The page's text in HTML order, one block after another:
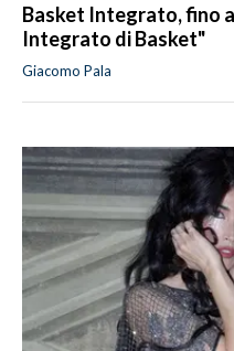
Basket Integrato, fino
Integrato di Basket"
Giacomo Pala